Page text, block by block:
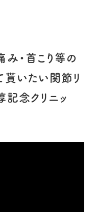
・首こり等の
貰いたい関節リ
念クリニッ